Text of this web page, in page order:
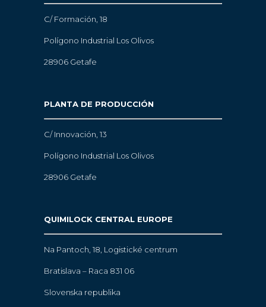
C/ Formación, 18
Polígono Industrial Los Olivos
28906 Getafe
PLANTA DE PRODUCCIÓN
C/ Innovación, 13
Polígono Industrial Los Olivos
28906 Getafe
QUIMILOCK CENTRAL EUROPE
Na Pantoch, 18, Logistické centrum
Bratislava – Raca 831 06
Slovenska republika